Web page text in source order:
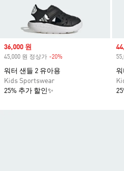
Sale price
36,000 원
45,000 원 정상가 -20%
워터 샌들 2 유아용
Kids Sportswear
25% 추가 할인✨
워